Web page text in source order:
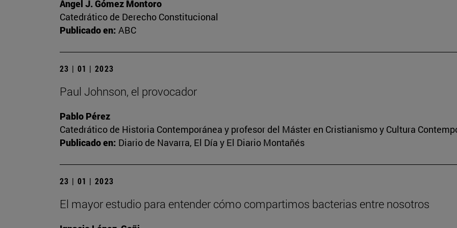
Ángel J. Gómez Montoro
Catedrático de Derecho Constitucional
Publicado en: ABC
23 | 01 | 2023
Paul Johnson, el provocador
Pablo Pérez
Catedrático de Historia Contemporánea y profesor del Máster en Cristianismo y Cultura
Publicado en: Diario de Navarra, El Día y El Diario Montañés
23 | 01 | 2023
El mayor estudio para entender cómo compartimos bacterias entre nosotros